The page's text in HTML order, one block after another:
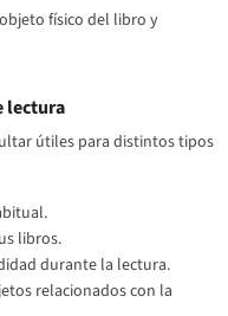
físico del libro y
lectura
útiles para distintos tipos
libros.
durante la lectura.
relacionados con la